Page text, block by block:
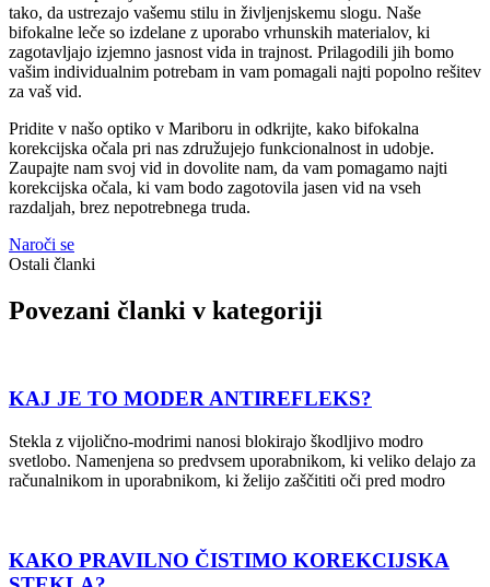
tako, da ustrezajo vašemu stilu in življenjskemu slogu. Naše
bifokalne leče so izdelane z uporabo vrhunskih materialov, ki
zagotavljajo izjemno jasnost vida in trajnost. Prilagodili jih bomo
vašim individualnim potrebam in vam pomagali najti popolno rešitev
za vaš vid.
Pridite v našo optiko v Mariboru in odkrijte, kako bifokalna
korekcijska očala pri nas združujejo funkcionalnost in udobje.
Zaupajte nam svoj vid in dovolite nam, da vam pomagamo najti
korekcijska očala, ki vam bodo zagotovila jasen vid na vseh
razdaljah, brez nepotrebnega truda.
Naroči se
Ostali članki
Povezani članki v kategoriji
KAJ JE TO MODER ANTIREFLEKS?
Stekla z vijolično-modrimi nanosi blokirajo škodljivo modro
svetlobo. Namenjena so predvsem uporabnikom, ki veliko delajo za
računalnikom in uporabnikom, ki želijo zaščititi oči pred modro
KAKO PRAVILNO ČISTIMO KOREKCIJSKA